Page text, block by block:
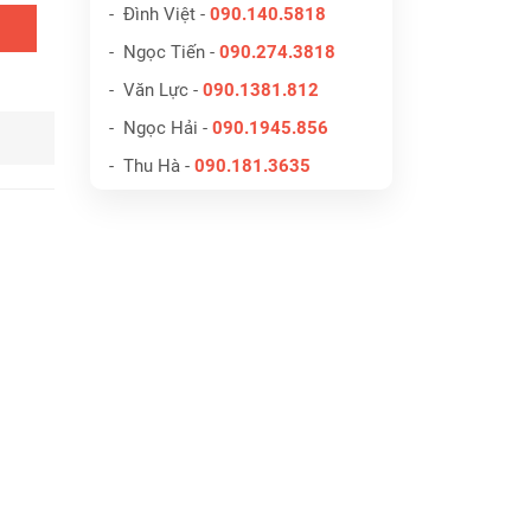
- Đình Việt - 090.140.5818
- Ngọc Tiến - 090.274.3818
- Văn Lực - 090.1381.812
- Ngọc Hải - 090.1945.856
- Thu Hà - 090.181.3635